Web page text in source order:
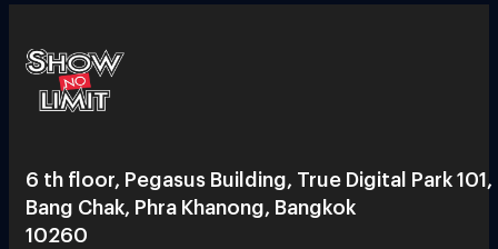
6 th floor, Pegasus Building, True Digital Park 101,
Bang Chak, Phra Khanong, Bangkok
10260